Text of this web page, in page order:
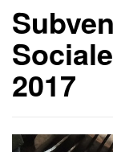
2017